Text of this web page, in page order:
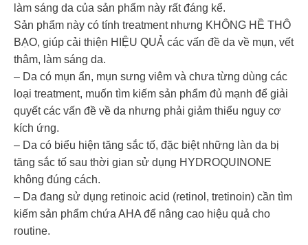
làm sáng da của sản phẩm này rất đáng kể.
Sản phẩm này có tính treatment nhưng KHÔNG HỀ THÔ
BẠO, giúp cải thiện HIỆU QUẢ các vấn đề da về mụn, vết
thâm, làm sáng da.
– Da có mụn ẩn, mụn sưng viêm và chưa từng dùng các
loại treatment, muốn tìm kiếm sản phẩm đủ mạnh để giải
quyết các vấn đề về da nhưng phải giảm thiểu nguy cơ
kích ứng.
– Da có biểu hiện tăng sắc tố, đặc biệt những làn da bị
tăng sắc tố sau thời gian sử dụng HYDROQUINONE
không đúng cách.
– Da đang sử dụng retinoic acid (retinol, tretinoin) cần tìm
kiếm sản phẩm chứa AHA để nâng cao hiệu quả cho
routine.